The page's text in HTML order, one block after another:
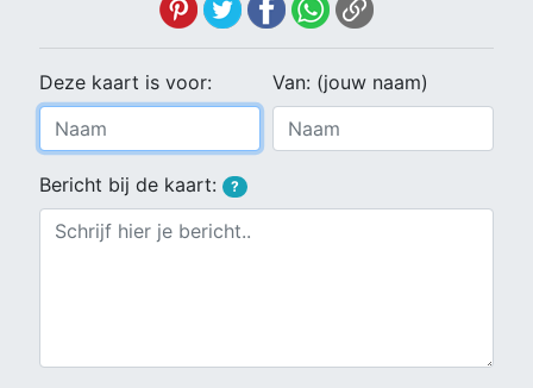
Deze kaart is voor: Van: (jouw naam)
Bericht bij de kaart: ?